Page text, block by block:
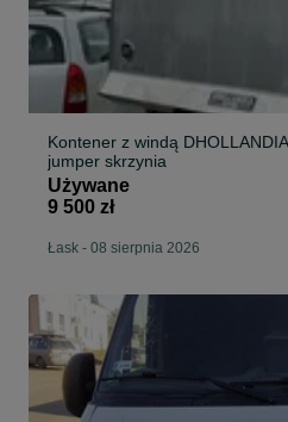
Kontener z windą
jumper skrzynia
Używane
9 500 zł
Łask - 08 sierpnia 2026